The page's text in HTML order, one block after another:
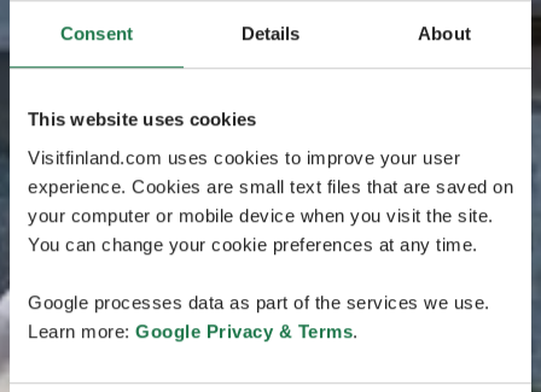
Consent Details About
This website uses cookies
Visitfinland.com uses cookies to improve your user
experience. Cookies are small text files that are saved on
your computer or mobile device when you visit the site.
You can change your cookie preferences at any time.
Google processes data as part of the services we use.
Learn more: Google Privacy & Terms.